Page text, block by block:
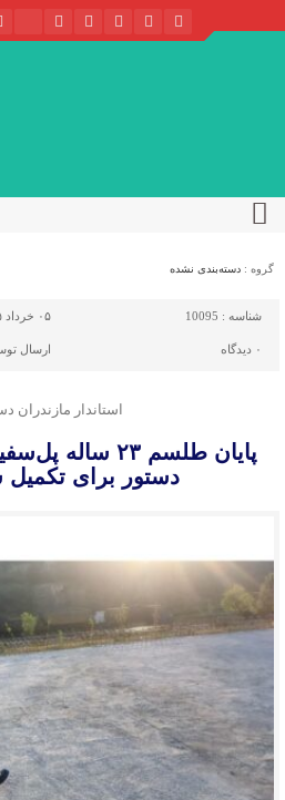
گروه : دسته‌بندی نشده
شناسه : 10095 ۰۵ خرداد ۱۴۰۵ - ۱۰:۰۱
۰ دیدگاه ارسال
استاندار مازندران
پایان طلسم ۲۳
دستور برای تکمیل